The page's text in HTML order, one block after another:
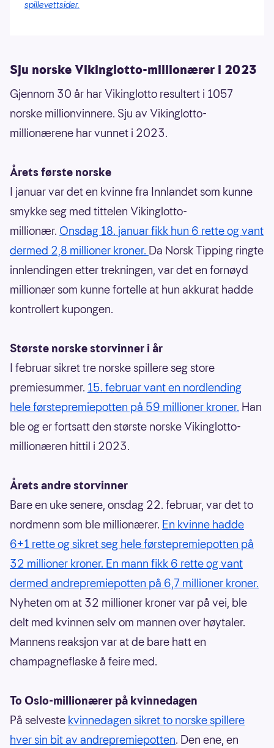
spillevettsider.
Sju norske Vikinglotto-millionærer i 2023
Gjennom 30 år har Vikinglotto resultert i 1057
norske millionvinnere. Sju av Vikinglotto-
millionærene har vunnet i 2023.
Årets første norske
I januar var det en kvinne fra Innlandet som kunne
smykke seg med tittelen Vikinglotto-
millionær. Onsdag 18. januar fikk hun 6 rette og vant
dermed 2,8 millioner kroner. Da Norsk Tipping ringte
innlendingen etter trekningen, var det en fornøyd
millionær som kunne fortelle at hun akkurat hadde
kontrollert kupongen.
Største norske storvinner i år
I februar sikret tre norske spillere seg store
premiesummer. 15. februar vant en nordlending
hele førstepremiepotten på 59 millioner kroner. Han
ble og er fortsatt den største norske Vikinglotto-
millionæren hittil i 2023.
Årets andre storvinner
Bare en uke senere, onsdag 22. februar, var det to
nordmenn som ble millionærer. En kvinne hadde
6+1 rette og sikret seg hele førstepremiepotten på
32 millioner kroner. En mann fikk 6 rette og vant
dermed andrepremiepotten på 6,7 millioner kroner.
Nyheten om at 32 millioner kroner var på vei, ble
delt med kvinnen selv om mannen over høytaler.
Mannens reaksjon var at de bare hatt en
champagneflaske å feire med.
To Oslo-millionærer på kvinnedagen
På selveste kvinnedagen sikret to norske spillere
hver sin bit av andrepremiepotten. Den ene, en